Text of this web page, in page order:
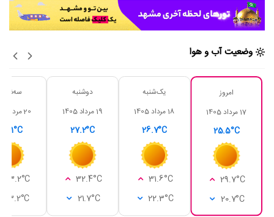
وضعیت آب و هوا
امروز
17 مرداد 1405
25.5°C
29.7°C
20.7°C
یک‌شنبه
18 مرداد 1405
26.7°C
31.6°C
22.3°C
دوشنبه
19 مرداد 1405
27.2°C
32.4°C
21.7°C
20 مرداد 1405
33.2°C
23.2°C